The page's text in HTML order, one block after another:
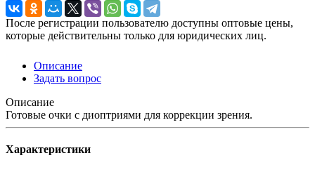
После регистрации пользователю доступны оптовые цены,
которые действительны только для юридических лиц.
Описание
Задать вопрос
Описание
Готовые очки с диоптриями для коррекции зрения.
Характеристики